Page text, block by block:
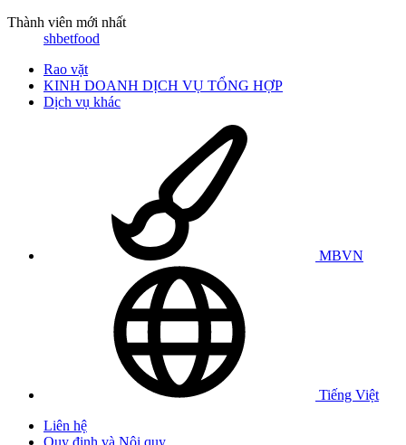
Thành viên mới nhất
shbetfood
Rao vặt
KINH DOANH DỊCH VỤ TỔNG HỢP
Dịch vụ khác
MBVN
Tiếng Việt
Liên hệ
Quy định và Nội quy